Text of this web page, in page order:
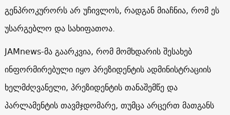
გენპროკურორს არ უჩივლოს, რადგან მიაჩნია, რომ ეს
უსარგებლო და სახიფათოა.
JAMnews-მა გაარკვია, რომ მომხდარის შესახებ
ინფორმირებული იყო პრეზიდენტის ადმინისტრაციის
ხელმძღვანელი, პრეზიდენტის თანაშემწე და
პარლამენტის თავმჯდომარე, თუმცა არცერთ მათგანს